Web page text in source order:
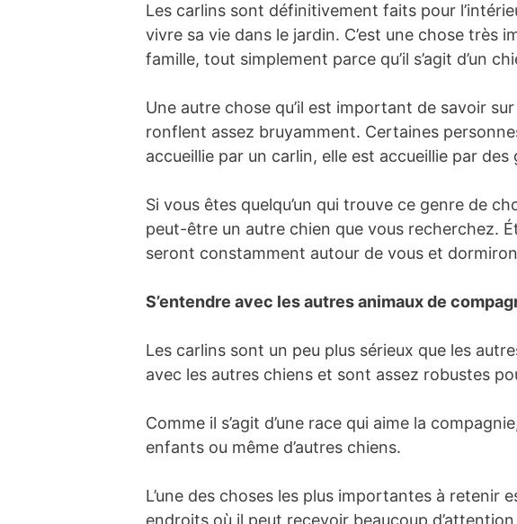
Les carlins sont définitivement faits pour
vivre sa vie dans le jardin. C’est une chose très
famille, tout simplement parce qu’il s’agit d’un
Une autre chose qu’il est important de savoir
ronflent assez bruyamment. Certaines
accueillie par un carlin, elle est accueillie par
Si vous êtes quelqu’un qui trouve ce genre de
peut-être un autre chien que vous recherchez.
seront constamment autour de vous et
S’entendre avec les autres animaux de
Les carlins sont un peu plus sérieux que les
avec les autres chiens et sont assez robustes
Comme il s’agit d’une race qui aime la
enfants ou même d’autres chiens.
L’une des choses les plus importantes à retenir
endroits où il peut recevoir beaucoup d’attention.